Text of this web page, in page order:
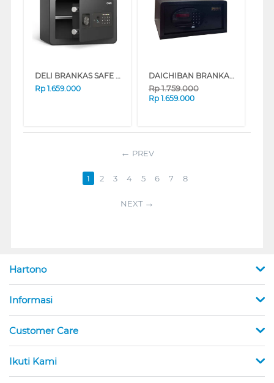
DELI BRANKAS SAFE BOX DELI_ET591
Rp 1.659.000
DAICHIBAN BRANKAS SAFE BOX BOX DHS-26
Rp1.759.000
Rp 1.659.000
PREV
1 2 3 4 5 6 7 8
NEXT
Hartono
Informasi
Customer Care
Ikuti Kami